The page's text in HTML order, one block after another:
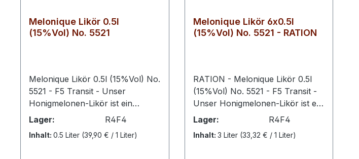
Melonique Likör 0.5l
(15%Vol) No. 5521
Melonique Likör 0.5l (15%Vol) No.
5521 - F5 Transit - Unser
Honigmelonen-Likör ist ein
exquisiter Likör, der sich durch
von Honigmelonen auszeichnet.
Lager: R4F4
Inhalt: 0.5 Liter (39,90 € / 1 Liter)
Melonique Likör 6x0.5l
(15%Vol) No. 5521 - RATION
RATION - Melonique Likör 0.5l
(15%Vol) No. 5521 - F5 Transit -
Unser Honigmelonen-Likör ist ein
exquisiter Likör, der sich durch
von Honigmelonen auszeichnet.
Lager: R4F4
Inhalt: 3 Liter (33,32 € / 1 Liter)